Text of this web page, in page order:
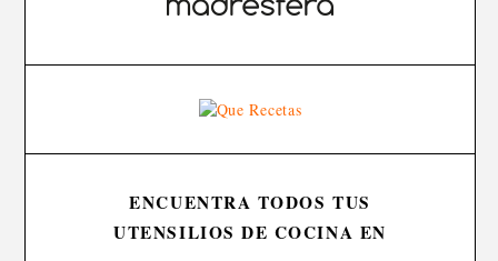
ENCUENTRA TODOS TUS
UTENSILIOS DE COCINA EN